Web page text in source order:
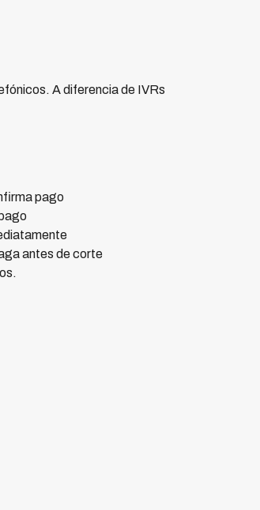
A diferencia de IVRs
pago
antes de corte